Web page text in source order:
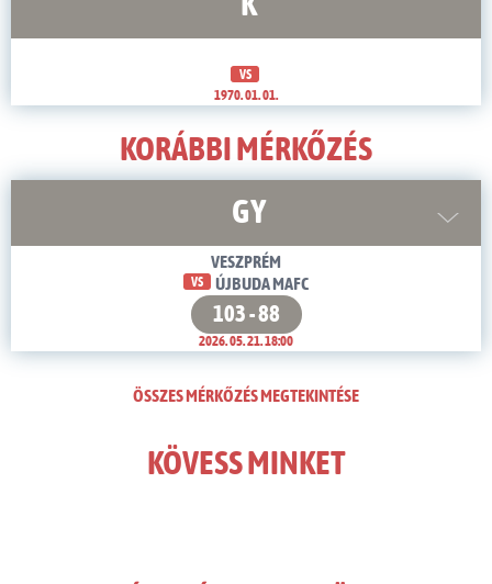
VS
1970. 01. 01.
KORÁBBI MÉRKŐZÉS
GY
VESZPRÉM
VS ÚJBUDA MAFC
103 - 88
2026. 05. 21. 18:00
ÖSSZES MÉRKŐZÉS MEGTEKINTÉSE
KÖVESS MINKET